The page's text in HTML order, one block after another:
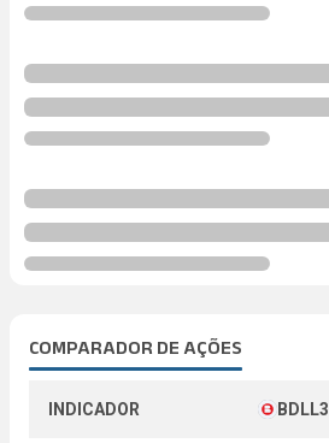
COMPARADOR DE AÇÕES
INDICADOR BDLL3